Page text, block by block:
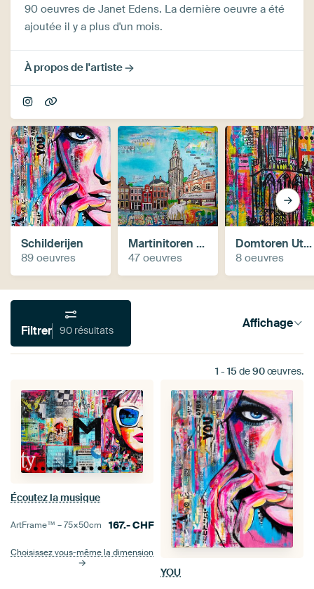
90 oeuvres de Janet Edens. La dernière oeuvre a été
ajoutée il y a plus d'un mois.
À propos de l'artiste
Schilderijen
89 oeuvres
Martinitoren Groningen
47 oeuvres
Domtoren Utrecht
8 oeuvres
Filtrer 90 résultats Affichage
1 - 15de90œuvres.
Écoutez la musique
ArtFrame™ –75×50cm 167.-CHF
Choisissez vous-même la dimension
YOU